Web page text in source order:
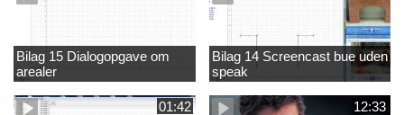
Bilag 15 Dialogopgave om
arealer
Bilag 14 Screencast bue uden
speak
01:42 12:33